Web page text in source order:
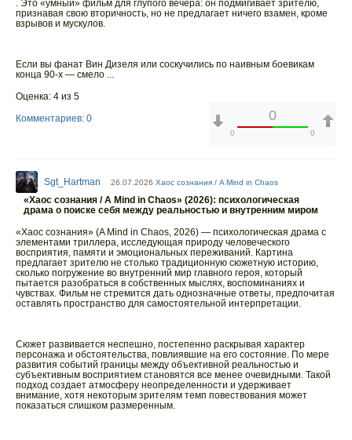
. Это «умный» фильм для глупого вечера: он подмигивает зрителю,
признавая свою вторичность, но не предлагает ничего взамен, кроме
взрывов и мускулов.
Если вы фанат Вин Дизеля или соскучились по наивным боевикам
конца 90-х — смело ...
Оценка: 4 из 5
Комментариев: 0
0
0 0
Sgt_Hartman 26.07.2026 Хаос сознания / A Mind in Chaos
«Хаос сознания / A Mind in Chaos» (2026): психологическая
драма о поиске себя между реальностью и внутренним миром
«Хаос сознания» (A Mind in Chaos, 2026) — психологическая драма с
элементами триллера, исследующая природу человеческого
восприятия, памяти и эмоциональных переживаний. Картина
предлагает зрителю не столько традиционную сюжетную историю,
сколько погружение во внутренний мир главного героя, который
пытается разобраться в собственных мыслях, воспоминаниях и
чувствах. Фильм не стремится дать однозначные ответы, предпочитая
оставлять пространство для самостоятельной интерпретации.
Сюжет развивается неспешно, постепенно раскрывая характер
персонажа и обстоятельства, повлиявшие на его состояние. По мере
развития событий границы между объективной реальностью и
субъективным восприятием становятся все менее очевидными. Такой
подход создает атмосферу неопределенности и удерживает
внимание, хотя некоторым зрителям темп повествования может
показаться слишком размеренным.